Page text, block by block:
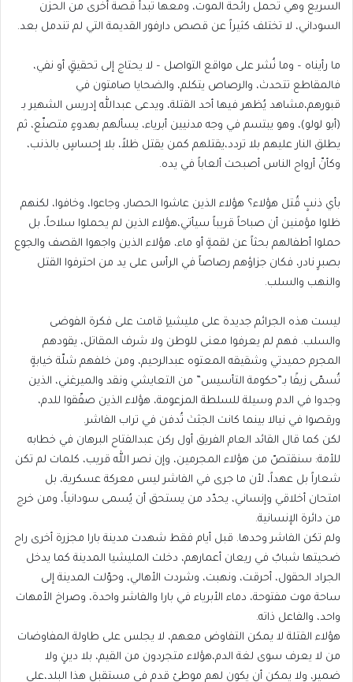
السريع وهي تحمل رائحة الموت، ومعها تبدأ قصة أخرى من الحزن
السوداني، لا تختلف كثيراً عن قصص دارفور القديمة التي لم تندمل بعد.
ما رأيناه – وما نُشر على مواقع التواصل – لا يحتاج إلى تحقيقٍ أو نفي،
فالمقاطع تتحدث، والرصاص يتكلم، والضحايا صامتون في
قبورهم،مشاهد يُظهر فيها أحد القتلة، ويدعى عبدالله إدريس الشهير بـ
(أبو لولو)، وهو يبتسم في وجه مدنيين أبرياء، يسألهم بهدوءٍ متصنّع، ثم
يطلق النار عليهم بلا تردد،يقتلهم كمن يقتل ظلاً، بلا إحساسٍ بالذنب،
وكأنّ أرواح الناس أصبحت ألعاباً في يده.
بأي ذنبٍ قُتل هؤلاء؟ هؤلاء الذين عاشوا الحصار، وجاعوا، وخافوا، لكنهم
ظلوا مؤمنين أن صباحاً قريباً سيأتي،هؤلاء الذين لم يحملوا سلاحاً، بل
حملوا أطفالهم بحثاً عن لقمةٍ أو ماء، هؤلاء الذين واجهوا القصف والجوع
بصبرٍ نادر، فكان جزاؤهم رصاصاً في الرأس على يد من احترفوا القتل
والنهب والسلب.
ليست هذه الجرائم جديدة على مليشياٍ قامت على فكرة الفوضى
والسلب. فهم لم يعرفوا معنى للوطن ولا شرف المقاتل، يقودهم
المجرم حميدتي وشقيقه المعتوه عبدالرحيم، ومن خلفهم شلّة خيابةٍ
تُسمّى زيفًا بـ”حكومة التأسيس” من التعايشي ونقد والميرغني، الذين
وجدوا في الدم وسيلة للسلطة المزعومة، هؤلاء الذين صفّقوا للدم،
ورقصوا في نيالا بينما كانت الجثث تُدفن في تراب الفاشر.
لكن كما قال القائد العام الفريق أول ركن عبدالفتاح البرهان في خطابه
للأمة: سنقتصّ من هؤلاء المجرمين، وإن نصر الله قريب، كلمات لم تكن
شعاراً بل عهداً، لأن ما جرى في الفاشر ليس معركة عسكرية، بل
امتحان أخلاقي وإنساني، يحدّد من يستحق أن يُسمى سودانياً، ومن خرج
من دائرة الإنسانية.
ولم تكن الفاشر وحدها. قبل أيام فقط شهدت مدينة بارا مجزرة أخرى راح
ضحيتها شبابٌ في ريعان أعمارهم، دخلت المليشيا المدينة كما يدخل
الجراد الحقول، أحرقت، ونهبت، وشردت الأهالي، وحوّلت المدينة إلى
ساحة موت مفتوحة، دماء الأبرياء في بارا والفاشر واحدة، وصراخ الأمهات
واحد، والفاعل ذاته.
هؤلاء القتلة لا يمكن التفاوض معهم، لا يجلس على طاولة المفاوضات
من لا يعرف سوى لغة الدم،هؤلاء متجردون من القيم، بلا دينٍ ولا
ضمير، ولا يمكن أن يكون لهم موطئ قدم في مستقبل هذا البلد،على